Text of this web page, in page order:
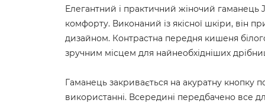
Елегантний і практичний жіночий
комфорту. Виконаний із якісної шкіри, він
дизайном. Контрастна передня кишеня
зручним місцем для найнеобхідніших
Гаманець закривається на акуратну кнопку
використанні. Всередині передбачено все